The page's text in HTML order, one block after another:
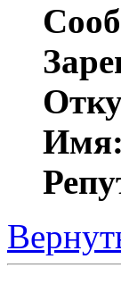
Имя: